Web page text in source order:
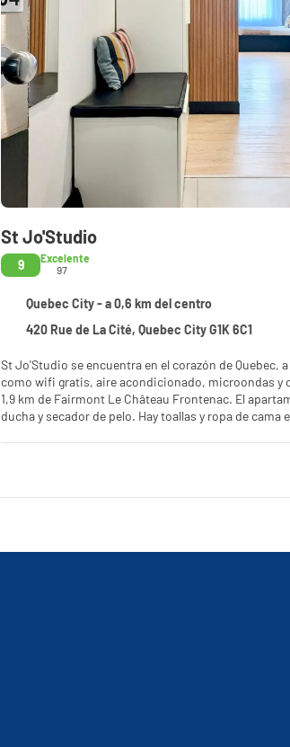
St Jo'Studio
9
Excelente
97
Quebec City - a 0,6 km del centro
420 Rue de La Cité, Quebec City G1K 6C1
St Jo'Studio se encuentra en el corazón de Quebec,
como wifi gratis, aire acondicionado, microondas y
1,9 km de Fairmont Le Château Frontenac. El apartamento tiene 1 dormitorio, una cocina totalmente equipada con nevera y horno, y 1 baño con bañera o
ducha y secador de pelo. Hay toallas y ropa de cama en el apartamento. Barrio Petit Champlain está a 2,7 km del